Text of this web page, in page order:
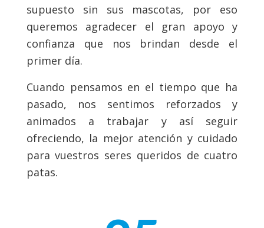
supuesto sin sus mascotas, por eso
queremos agradecer el gran apoyo y
confianza que nos brindan desde el
primer día.
Cuando pensamos en el tiempo que ha
pasado, nos sentimos reforzados y
animados a trabajar y así seguir
ofreciendo, la mejor atención y cuidado
para vuestros seres queridos de cuatro
patas.